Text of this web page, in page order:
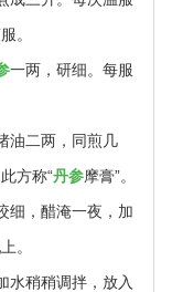
。
一两，研细。每服
油二两，同煎几
方称“丹参摩膏”。
细，醋淹一夜，加
。
水稍稍调拌，放入